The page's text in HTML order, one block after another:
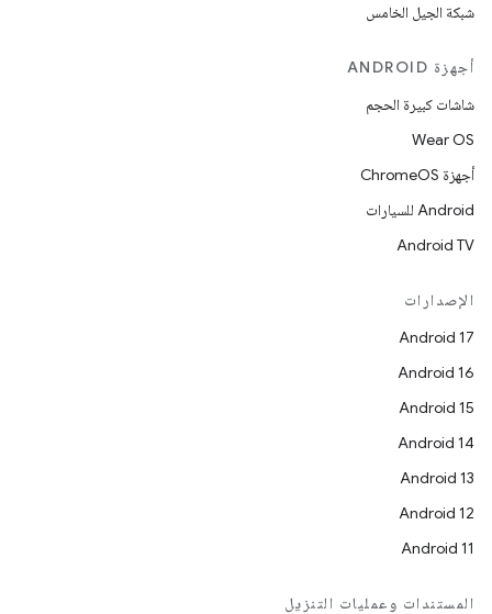
شبكة الجيل الخامس
أجهزة ANDROID
شاشات كبيرة الحجم
Wear OS
أجهزة ChromeOS
Android للسيارات
Android TV
الإصدارات
Android 17
Android 16
Android 15
Android 14
Android 13
Android 12
Android 11
المستندات وعمليات التنزيل